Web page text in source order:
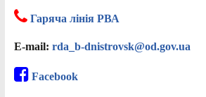
Гаряча лінія РВА
E-mail: rda_b-dnistrovsk@od.gov.ua
Facebook